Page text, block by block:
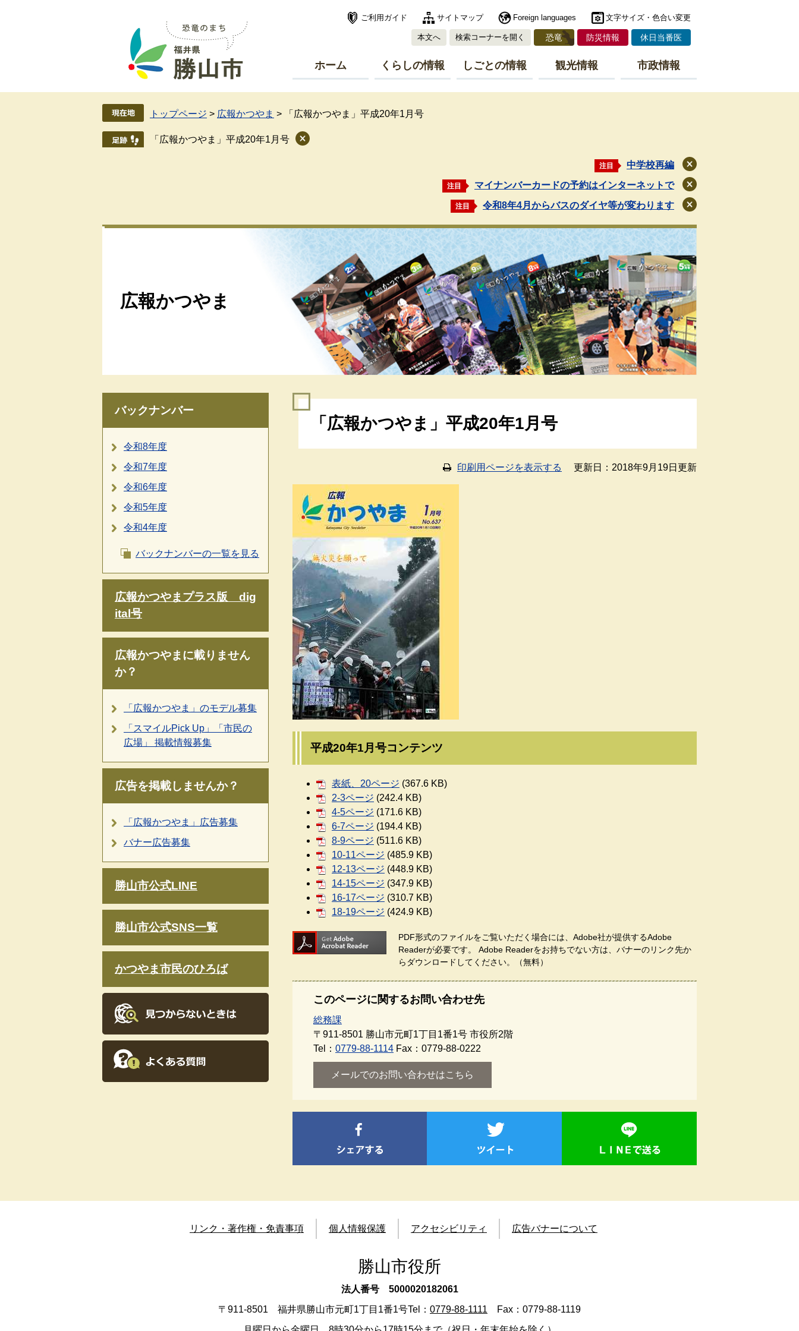
で
ば
ご利用ガイド サイトマップ Foreign languages 文字サイズ・色合い変更
本文へ 検索コーナーを開く 恐竜 防災情報 休日当番医
ホーム くらしの情報 しごとの情報 観光情報 市政情報
トップページ > 広報かつやま > 「広報かつやま」平成20年1月号
「広報かつやま」平成20年1月号
注目 中学校再編
閉
じ
る
注目 マイナンバーカードの予約はインターネットで
閉
じ
る
注目 令和8年4月からバスのダイヤ等が変わります
閉
る
広報かつやま
バックナンバー
令和8年度
令和7年度
令和6年度
令和5年度
令和4年度
バックナンバーの一覧を見る
広報かつやまプラス版 dig
ital号
広報かつやまに載りません
か？
「広報かつやま」のモデル募集
「スマイルPick Up」「市民の
広場」 掲載情報募集
広告を掲載しませんか？
「広報かつやま」広告募集
バナー広告募集
勝山市公式LINE
勝山市公式SNS一覧
かつやま市民のひろば
「広報かつやま」平成20年1月号
印刷用ページを表示する 更新日：2018年9月19日更新
平成20年1月号コンテンツ
表紙、20ページ (367.6 KB)
2-3ページ (242.4 KB)
4-5ページ (171.6 KB)
6-7ページ (194.4 KB)
8-9ページ (511.6 KB)
10-11ページ (485.9 KB)
12-13ページ (448.9 KB)
14-15ページ (347.9 KB)
16-17ページ (310.7 KB)
18-19ページ (424.9 KB)
PDF形式のファイルをご覧いただく場合には、Adobe社が提供するAdobe
Readerが必要です。
Adobe Readerをお持ちでない方は、バナーのリンク先か
らダウンロードしてください。（無料）
このページに関するお問い合わせ先
総務課
〒911-8501 勝山市元町1丁目1番1号 市役所2階
Tel： 0779-88-1114 Fax：0779-88-0222
メールでのお問い合わせはこちら
リンク・著作権・免責事項 個人情報保護 アクセシビリティ 広告バナーについて
勝山市役所
法人番号 5000020182061
〒911-8501 福井県勝山市元町1丁目1番1号Tel： 0779-88-1111 Fax：0779-88-1119